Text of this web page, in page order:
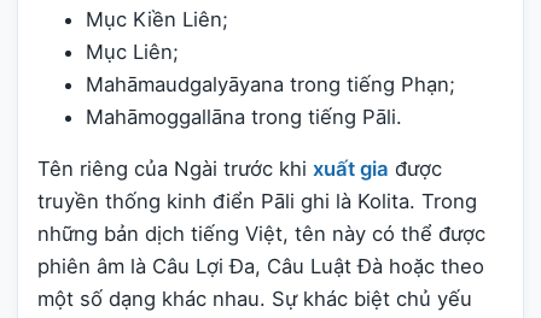
Mục Kiền Liên;
Mục Liên;
Mahāmaudgalyāyana trong tiếng Phạn;
Mahāmoggallāna trong tiếng Pāli.
Tên riêng của Ngài trước khi xuất gia được
truyền thống kinh điển Pāli ghi là Kolita. Trong
những bản dịch tiếng Việt, tên này có thể được
phiên âm là Câu Lợi Đa, Câu Luật Đà hoặc theo
một số dạng khác nhau. Sự khác biệt chủ yếu